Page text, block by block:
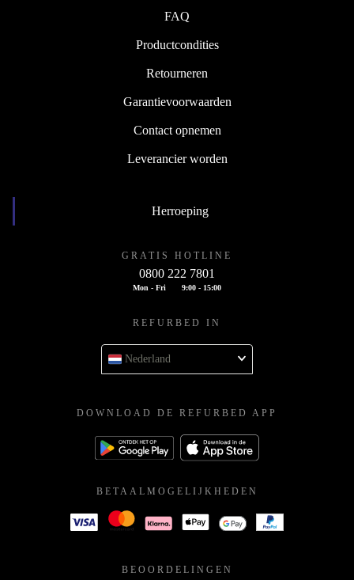
FAQ
Productcondities
Retourneren
Garantievoorwaarden
Contact opnemen
Leverancier worden
Herroeping
GRATIS HOTLINE
0800 222 7801
Mon - Fri 9:00 - 15:00
REFURBED IN
Nederland
DOWNLOAD DE REFURBED APP
BETAALMOGELIJKHEDEN
BEOORDELINGEN